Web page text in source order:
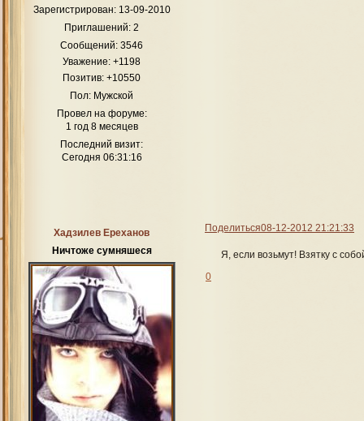
Как театр начинается с вешалки, так Приют для многих его
Зарегистрирован: 13-09-2010
Приглашений: 2
Сообщений: 3546
Уважение: +1198
Позитив: +10550
Пол: Мужской
Провел на форуме:
1 год 8 месяцев
Последний визит:
Сегодня 06:31:16
Поделиться08-12-2012 21:21:33
Хадзилев Ереханов
Ничтоже сумняшеся
Я, если возьмут! Взятку с
0